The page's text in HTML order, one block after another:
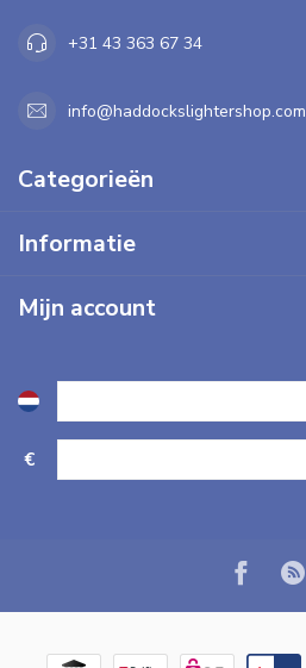
+31 43 363 67 34
info@haddockslightershop.com
Categorieën
Informatie
Mijn account
€